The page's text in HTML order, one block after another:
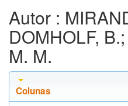
Autor :
DOMHOLF,
M. M.
Colunas